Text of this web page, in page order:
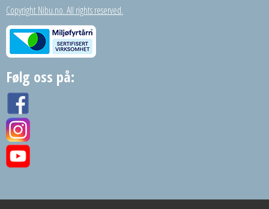
Copyright Nibu.no. All rights reserved.
Følg oss på: